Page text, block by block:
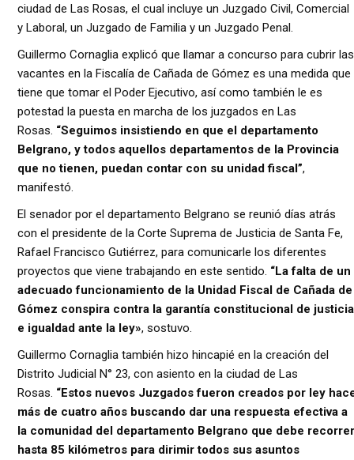
ciudad de Las Rosas, el cual incluye un Juzgado Civil, Comercial
y Laboral, un Juzgado de Familia y un Juzgado Penal.
Guillermo Cornaglia explicó que llamar a concurso para cubrir las
vacantes en la Fiscalía de Cañada de Gómez es una medida que
tiene que tomar el Poder Ejecutivo, así como también le es
potestad la puesta en marcha de los juzgados en Las
Rosas. “Seguimos insistiendo en que el departamento
Belgrano, y todos aquellos departamentos de la Provincia
que no tienen, puedan contar con su unidad fiscal”,
manifestó.
El senador por el departamento Belgrano se reunió días atrás
con el presidente de la Corte Suprema de Justicia de Santa Fe,
Rafael Francisco Gutiérrez, para comunicarle los diferentes
proyectos que viene trabajando en este sentido. “La falta de un
adecuado funcionamiento de la Unidad Fiscal de Cañada de
Gómez conspira contra la garantía constitucional de justicia
e igualdad ante la ley», sostuvo.
Guillermo Cornaglia también hizo hincapié en la creación del
Distrito Judicial N° 23, con asiento en la ciudad de Las
Rosas. “Estos nuevos Juzgados fueron creados por ley
más de cuatro años buscando dar una respuesta efectiva a
la comunidad del departamento Belgrano que debe recorrer
hasta 85 kilómetros para dirimir todos sus asuntos